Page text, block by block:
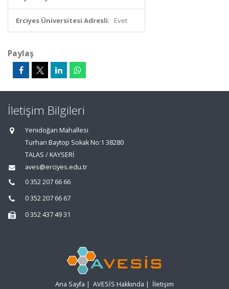
Erciyes Üniversitesi Adresli: Evet
Paylaş
İletişim Bilgileri
Yenidoğan Mahallesi
Turhan Baytop Sokak No:1 38280
TALAS / KAYSERİ
aves@erciyes.edu.tr
0 352 207 66 66
0 352 207 66 67
0 352 437 49 31
Ana Sayfa | AVESİS Hakkında | İletişim